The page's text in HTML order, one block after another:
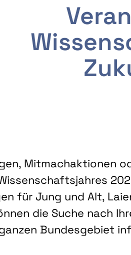
Mitmachaktionen
für Jung und Alt,
die Suche nach
Bundesgebiet